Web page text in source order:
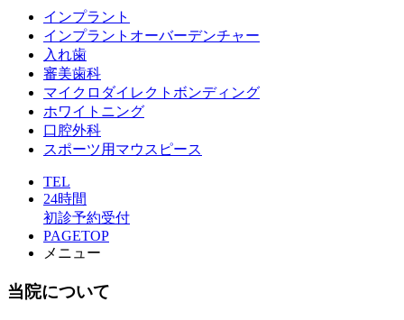
インプラント
インプラントオーバーデンチャー
入れ歯
審美歯科
マイクロダイレクトボンディング
ホワイトニング
口腔外科
スポーツ用マウスピース
TEL
24時間
初診予約受付
PAGETOP
メニュー
当院について